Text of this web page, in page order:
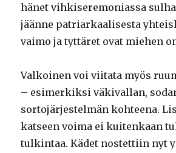
hänet vihkiseremoniassa
jäänne patriarkaalisesta
vaimo ja tyttäret ovat miehen
Valkoinen voi viitata myös
– esimerkiksi väkivallan,
sortojärjestelmän kohteena.
katseen voima ei kuitenkaan
tulkintaa. Kädet nostettiin nyt